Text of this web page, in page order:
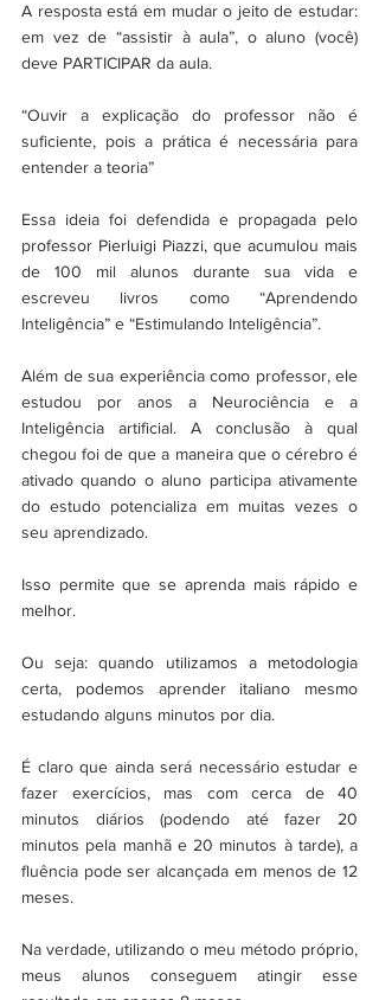
A resposta está em mudar o jeito de estudar:
em vez de “assistir à aula”, o aluno (você)
deve PARTICIPAR da aula.
“Ouvir a explicação do professor não é
suficiente, pois a prática é necessária para
entender a teoria”
Essa ideia foi defendida e propagada pelo
professor Pierluigi Piazzi, que acumulou mais
de 100 mil alunos durante sua vida e
escreveu livros como “Aprendendo
Inteligência” e “Estimulando Inteligência”.
Além de sua experiência como professor, ele
estudou por anos a Neurociência e a
Inteligência artificial. A conclusão à qual
chegou foi de que a maneira que o cérebro é
ativado quando o aluno participa ativamente
do estudo potencializa em muitas vezes o
seu aprendizado.
Isso permite que se aprenda mais rápido e
melhor.
Ou seja: quando utilizamos a metodologia
certa, podemos aprender italiano mesmo
estudando alguns minutos por dia.
É claro que ainda será necessário estudar e
fazer exercícios, mas com cerca de 40
minutos diários (podendo até fazer 20
minutos pela manhã e 20 minutos à tarde), a
fluência pode ser alcançada em menos de 12
meses.
Na verdade, utilizando o meu método próprio,
meus alunos conseguem atingir esse